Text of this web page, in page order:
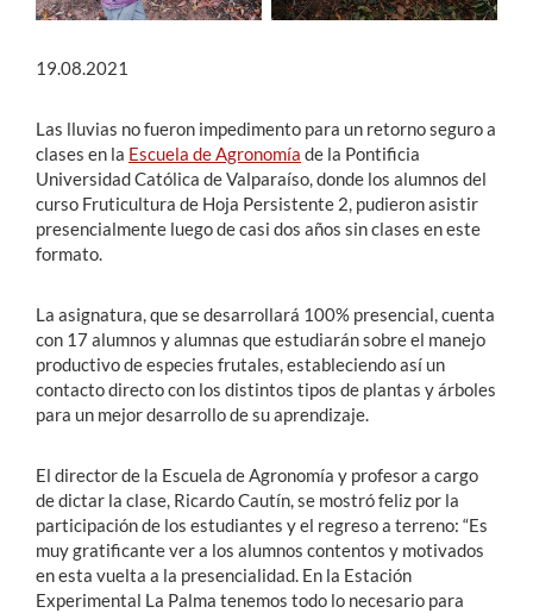
19.08.2021
Las lluvias no fueron impedimento para un retorno seguro a
clases en la Escuela de Agronomía de la Pontificia
Universidad Católica de Valparaíso, donde los alumnos del
curso Fruticultura de Hoja Persistente 2, pudieron asistir
presencialmente luego de casi dos años sin clases en este
formato.
La asignatura, que se desarrollará 100% presencial, cuenta
con 17 alumnos y alumnas que estudiarán sobre el manejo
productivo de especies frutales, estableciendo así un
contacto directo con los distintos tipos de plantas y árboles
para un mejor desarrollo de su aprendizaje.
El director de la Escuela de Agronomía y profesor a cargo
de dictar la clase, Ricardo Cautín, se mostró feliz por la
participación de los estudiantes y el regreso a terreno: “Es
muy gratificante ver a los alumnos contentos y motivados
en esta vuelta a la presencialidad. En la Estación
Experimental La Palma tenemos todo lo necesario para